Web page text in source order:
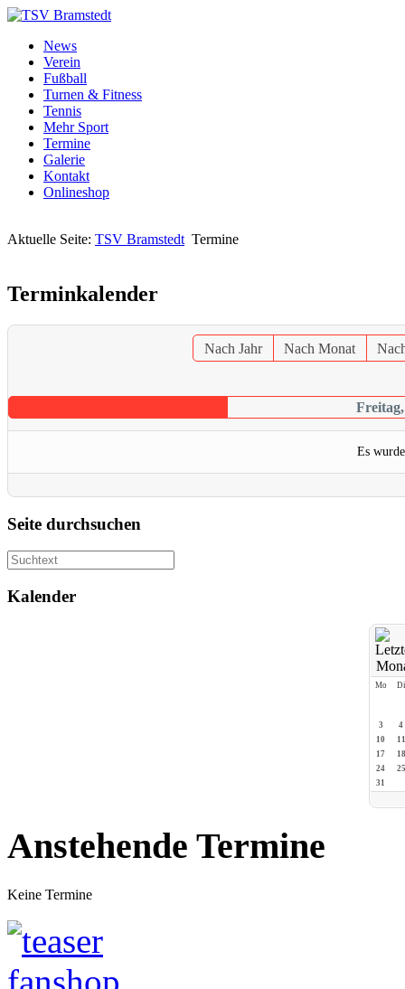
News
Verein
Fußball
Turnen & Fitness
Tennis
Mehr Sport
Termine
Galerie
Kontakt
Onlineshop
Aktuelle Seite: TSV Bramstedt Termine
Terminkalender
Nach Jahr Nach Monat
Es
Seite durchsuchen
Kalender
Mo Di
3
4
10
11
17
18
24
25
31
Anstehende Termine
Keine Termine